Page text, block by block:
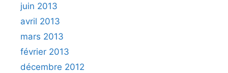
juin 2013
avril 2013
mars 2013
février 2013
décembre 2012